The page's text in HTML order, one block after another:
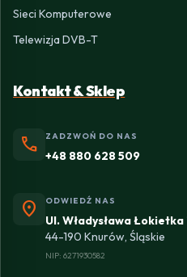
Sieci Komputerowe
Telewizja DVB-T
Kontakt & Sklep
phone ZADZWOŃ DO NAS
+48 880 628 509
location_on ODWIEDŹ NAS
Ul. Władysława Łokietka
44-190 Knurów, Śląskie
NIP: 6271930582